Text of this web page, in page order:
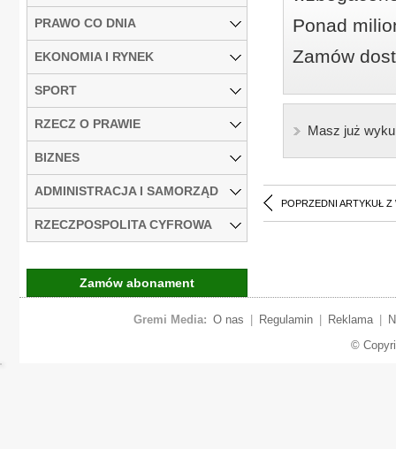
Ponad
Zamów
Masz już
POPRZEDNI ARTYKUŁ Z
PRAWO CO DNIA
EKONOMIA I RYNEK
SPORT
RZECZ O PRAWIE
BIZNES
ADMINISTRACJA I SAMORZĄD
RZECZPOSPOLITA CYFROWA
Zamów abonament
Gremi Media: O nas Regulamin Reklama
©